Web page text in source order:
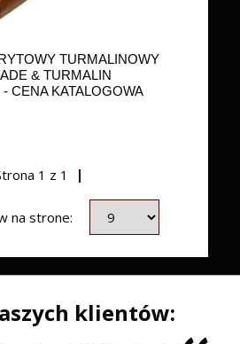
TURMALINOWY
& TURMALIN
CENA KATALOGOWA
(ST.M.6)
1 z 1
na strone:
klientów: